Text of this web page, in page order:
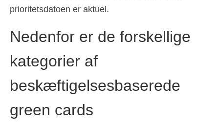
prioritetsdatoen er aktuel.
Nedenfor er de forskellige
kategorier af
beskæftigelsesbaserede
green cards